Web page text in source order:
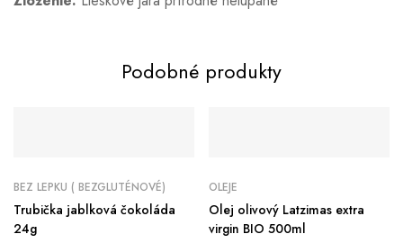
Podobné produkty
BEZ LEPKU ( BEZGLUTÉNOVÉ)
Trubička jablková čokoláda
24g
OLEJE
Olej olivový Latzimas extra
virgin BIO 500ml